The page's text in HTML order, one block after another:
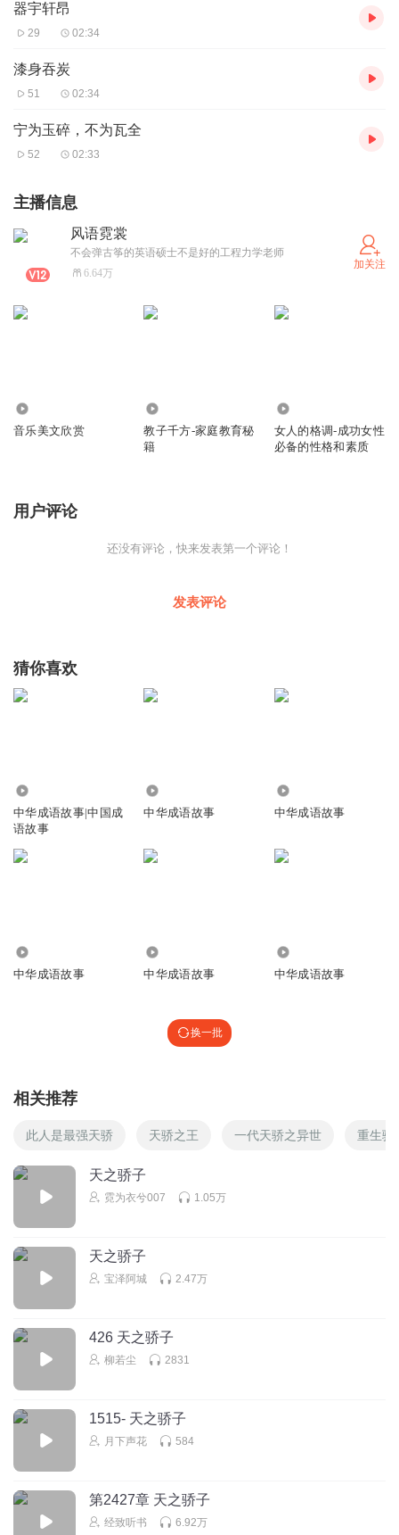
器宇轩昂
29 02:34
漆身吞炭
51 02:34
宁为玉碎，不为瓦全
52 02:33
主播信息
风语霓裳
不会弹古筝的英语硕士不是好的工程力学老师
6.64万
加关注
音乐美文欣赏
教子千方-家庭教育秘
籍
女人的格调-成功女性
必备的性格和素质
用户评论
还没有评论，快来发表第一个评论！
发表评论
猜你喜欢
中华成语故事|中国成
语故事
中华成语故事 中华成语故事
中华成语故事 中华成语故事 中华成语故事
换一批
相关推荐
此人是最强天骄 天骄之王 一代天骄之异世 重生骄
天之骄子
霓为衣兮007 1.05万
天之骄子
宝泽阿城 2.47万
426 天之骄子
柳若尘 2831
1515- 天之骄子
月下声花 584
第2427章 天之骄子
经致听书 6.92万